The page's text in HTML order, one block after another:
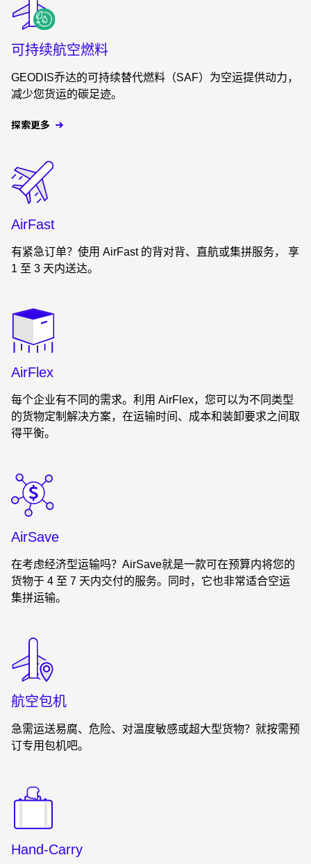
可持续航空燃料
GEODIS乔达的可持续替代燃料（SAF）为空运提供动力，
减少您货运的碳足迹。
探索更多
Keepeek
AirFast
有紧急订单？使用 AirFast 的背对背、直航或集拼服务， 享
1 至 3 天内送达。
Keepeek
AirFlex
每个企业有不同的需求。利用 AirFlex，您可以为不同类型
的货物定制解决方案，在运输时间、成本和装卸要求之间取
得平衡。
Keepeek
AirSave
在考虑经济型运输吗？AirSave就是一款可在预算内将您的
货物于 4 至 7 天内交付的服务。同时，它也非常适合空运
集拼运输。
Keepeek
航空包机
急需运送易腐、危险、对温度敏感或超大型货物？就按需预
订专用包机吧。
Keepeek
Hand-Carry